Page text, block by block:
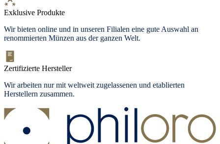
Exklusive Produkte
Wir bieten online und in unseren Filialen eine gute Auswahl an
renommierten Münzen aus der ganzen Welt.
Zertifizierte Hersteller
Wir arbeiten nur mit weltweit zugelassenen und etablierten
Herstellern zusammen.